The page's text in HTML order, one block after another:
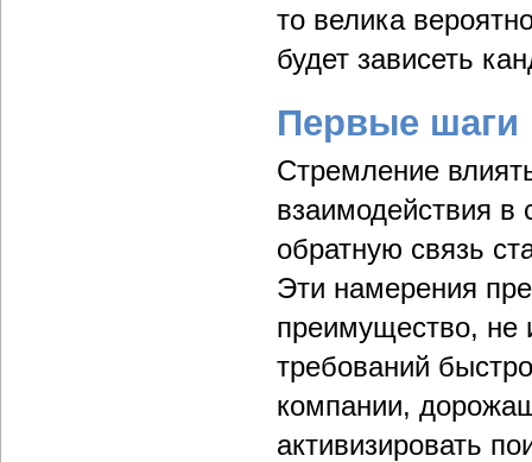
то велика
будет зависеть
Первые шаги
Стремление
взаимодействия в
обратную связь
Эти намерения
преимущество, не
требований
компании,
активизировать